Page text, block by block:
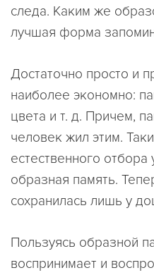
следа. Каким же
лучшая форма
Достаточно просто и
наиболее экономно:
цвета и т. д. Причем,
человек жил этим.
естественного
образная память.
сохранилась лишь у
Пользуясь образной
воспринимает и